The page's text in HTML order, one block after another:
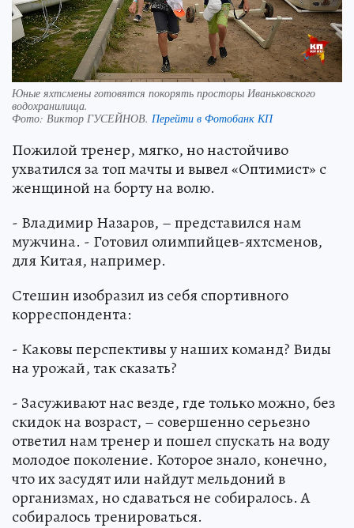
Юные яхтсмены готовятся покорять просторы Иваньковского
водохранилища.
Фото: Виктор ГУСЕЙНОВ. Перейти в Фотобанк КП
Пожилой тренер, мягко, но настойчиво
ухватился за топ мачты и вывел «Оптимист» с
женщиной на борту на волю.
- Владимир Назаров, – представился нам
мужчина. - Готовил олимпийцев-яхтсменов,
для Китая, например.
Стешин изобразил из себя спортивного
корреспондента:
- Каковы перспективы у наших команд? Виды
на урожай, так сказать?
- Засуживают нас везде, где только можно, без
скидок на возраст, – совершенно серьезно
ответил нам тренер и пошел спускать на воду
молодое поколение. Которое знало, конечно,
что их засудят или найдут мельдоний в
организмах, но сдаваться не собиралось. А
собиралось тренироваться.